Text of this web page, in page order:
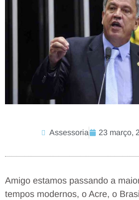
Assessoria 23 março,
Amigo estamos passando a
tempos modernos, o Acre, o